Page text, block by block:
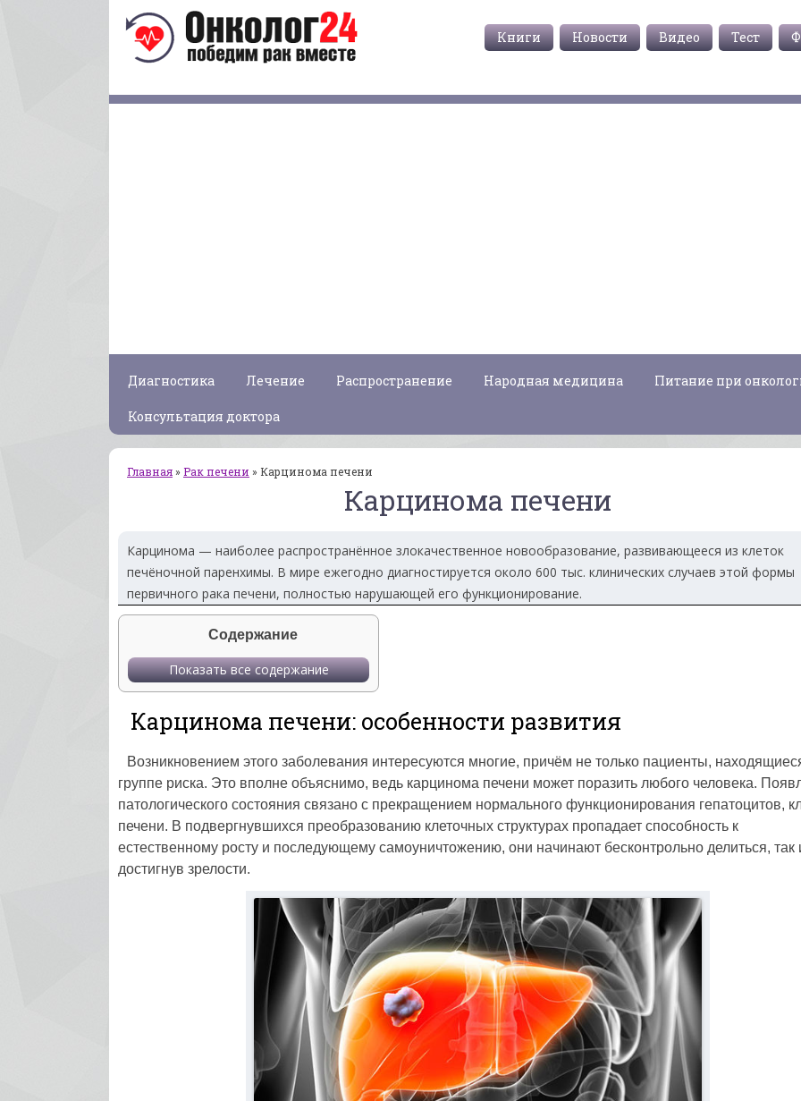
Тест
Видео
Новости
Книги
Диагностика Лечение Распространение Народная медицина Питание при
Консультация доктора
Главная» Рак печени » Карцинома печени
Карцинома печени
Карцинома — наиболее распространённое злокачественное новообразование, развивающееся из клеток
печёночной паренхимы. В мире ежегодно диагностируется около 600 тыс. клинических случаев этой формы
первичного рака печени, полностью нарушающей его функционирование.
Содержание
Показать все содержание
Карцинома печени: особенности развития
Возникновением этого заболевания интересуются многие, причём не только пациенты,
группе риска. Это вполне объяснимо, ведь карцинома печени может поразить любого человека.
патологического состояния связано с прекращением нормального функционирования гепатоцитов,
печени. В подвергнувшихся преобразованию клеточных структурах пропадает способность к
естественному росту и последующему самоуничтожению, они начинают бесконтрольно делиться, так
достигнув зрелости.